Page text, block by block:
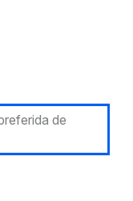
de